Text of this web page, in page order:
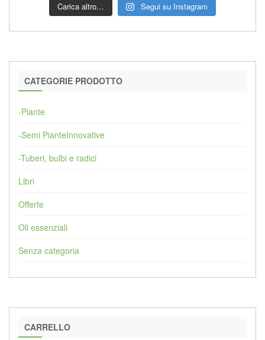
Carica altro… Segui su Instagram
CATEGORIE PRODOTTO
-Piante
-Semi PianteInnovative
-Tuberi, bulbi e radici
Libri
Offerte
Oli essenziali
Senza categoria
CARRELLO